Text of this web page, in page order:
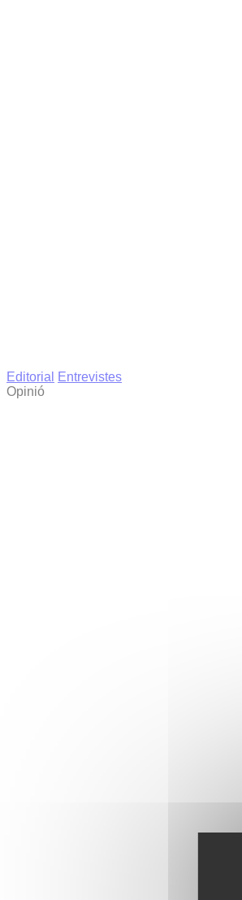
Editorial
Entrevistes
Opinió